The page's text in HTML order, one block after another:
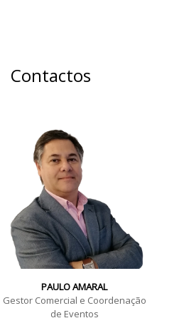
Contactos
PAULO AMARAL
Gestor Comercial e Coordenação
de Eventos